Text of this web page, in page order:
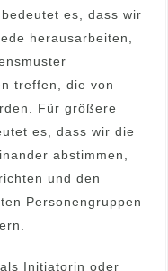
es, dass wir
herausarbeiten,
treffen, die von
Für größere
es, dass wir die
abstimmen,
und den
Personengruppen
Initiatorin oder